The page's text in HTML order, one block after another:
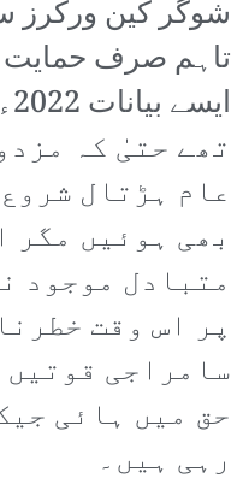
شوگر کین ورکرز
تاہم صرف حمایت
تھے حتیٰ کہ
عام ہڑتال
بھی ہوئیں مگر
متبادل موجود
پر اس وقت
سامراجی
حق میں ہائی
رہی ہیں۔